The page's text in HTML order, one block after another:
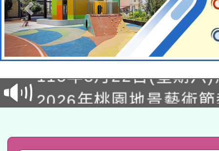
轉知經濟部水利署委託
用水績優單位及節水達
桃園市孔廟祈福系列
2026年桃園地景藝術
轉知教育部國民及學前